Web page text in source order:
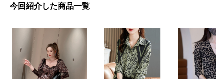
今回紹介した商品一覧